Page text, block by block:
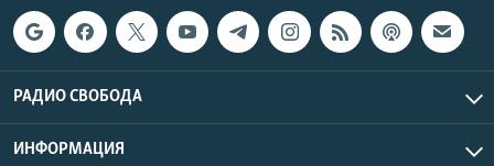
РАДИО СВОБОДА
ИНФОРМАЦИЯ